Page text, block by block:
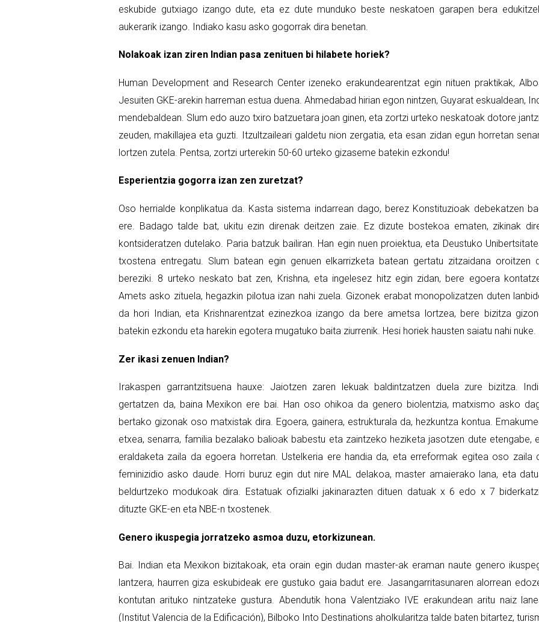
eskubide gutxiago izango dute, eta ez dute munduko beste neskatoen garapen bera
aukerarik izango. Indiako kasu asko gogorrak dira benetan.
Nolakoak izan ziren Indian pasa zenituen bi hilabete horiek?
Human Development and Research Center izeneko erakundearentzat egin nituen praktikak,
Jesuiten GKE-arekin harreman estua duena. Ahmedabad hirian egon nintzen, Guyarat eskualdean,
mendebaldean. Slum edo auzo txiro batzuetara joan ginen, eta zortzi urteko neskatoak dotore
zeuden, makillajea eta guzti. Itzultzaileari galdetu nion zergatia, eta esan zidan egun horretan
lortzen zutela. Pentsa, zortzi urterekin 50-60 urteko gizaseme batekin ezkondu!
Esperientzia gogorra izan zen zuretzat?
Oso herrialde konplikatua da. Kasta sistema indarrean dago, berez Konstituzioak debekatzen
ere. Badago talde bat, ukitu ezin direnak deitzen zaie. Ez dizute bostekoa ematen, zikinak
kontsideratzen dutelako. Paria batzuk bailiran. Han egin nuen proiektua, eta Deustuko
txostena entregatu. Slum batean egin genuen elkarrizketa batean gertatu zitzaidana oroitzen
bereziki. 8 urteko neskato bat zen, Krishna, eta ingelesez hitz egin zidan, bere egoera
Amets asko zituela, hegazkin pilotua izan nahi zuela. Gizonek erabat monopolizatzen duten
da hori Indian, eta Krishnarentzat ezinezkoa izango da bere ametsa lortzea, bere bizitza
batekin ezkondu eta harekin egotera mugatuko baita ziurrenik. Hesi horiek hausten saiatu nahi nuke.
Zer ikasi zenuen Indian?
Irakaspen garrantzitsuena hauxe: Jaiotzen zaren lekuak baldintzatzen duela zure bizitza.
gertatzen da, baina Mexikon ere bai. Han oso ohikoa da genero biolentzia, matxismo asko
bertako gizonak oso matxistak dira. Egoera, gainera, estrukturala da, hezkuntza kontua.
etxea, senarra, familia bezalako balioak babestu eta zaintzeko heziketa jasotzen dute etengabe,
eraldaketa zaila da egoera horretan. Ustelkeria ere handia da, eta erreformak egitea oso zaila
feminizidio asko daude. Horri buruz egin dut nire MAL delakoa, master amaierako lana, eta
beldurtzeko modukoak dira. Estatuak ofizialki jakinarazten dituen datuak x 6 edo x 7
dituzte GKE-en eta NBE-n txostenek.
Genero ikuspegia jorratzeko asmoa duzu, etorkizunean.
Bai. Indian eta Mexikon bizitakoak, eta orain egin dudan master-ak eraman naute genero
lantzera, haurren giza eskubideak ere gustuko gaia badut ere. Jasangarritasunaren alorrean
kontutan arituko nintzateke gustura. Abendutik hona Valentziako IVE erakundean aritu naiz
(Institut Valencia de la Edificación), Bilboko Into Destinations aholkularitza talde baten bitartez,